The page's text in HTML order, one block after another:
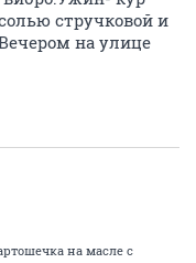
стручковой и
на улице
на масле с